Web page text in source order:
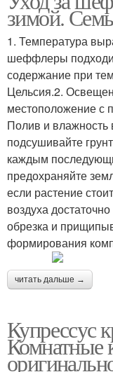
зимой.
1. Температура
шеффлеры
содержание при
Цельсия.2.
местоположение с
Полив и влажность
подсушивайте
каждым
предохраняйте
если растение
воздуха
обрезка и
формирования
читать дальше →
Купрессус
Комнатные